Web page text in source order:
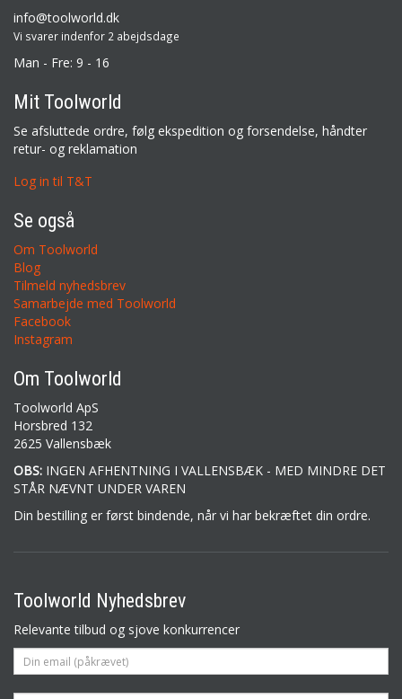
info@toolworld.dk
Vi svarer indenfor 2 abejdsdage
Man - Fre: 9 - 16
Mit Toolworld
Se afsluttede ordre, følg ekspedition og forsendelse, håndter
retur- og reklamation
Log in til T&T
Se også
Om Toolworld
Blog
Tilmeld nyhedsbrev
Samarbejde med Toolworld
Facebook
Instagram
Om Toolworld
Toolworld ApS
Horsbred 132
2625 Vallensbæk
OBS: INGEN AFHENTNING I VALLENSBÆK - MED MINDRE DET
STÅR NÆVNT UNDER VAREN
Din bestilling er først bindende, når vi har bekræftet din ordre.
Toolworld Nyhedsbrev
Relevante tilbud og sjove konkurrencer